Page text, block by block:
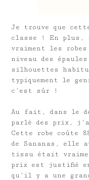
Je trouve que
classe ! En plus,
vraiment les
niveau des
silhouettes
typiquement le
c’est sûr !
Au fait, dans le
parlé des prix,
Cette robe coûte
de Sananas, elle
tissu était
prix est justifié
qu’il y a une